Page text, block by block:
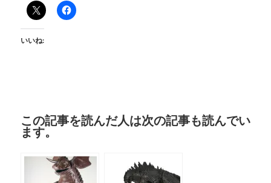
いいね:
この記事を読んだ人は次の記事も読んでい
ます。